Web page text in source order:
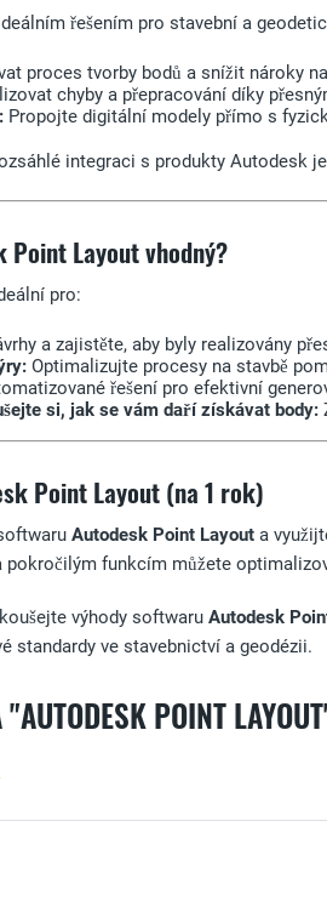
řešením pro stavební a
proces tvorby bodů a snížit nároky
chyby a přepracování díky
Propojte digitální modely přímo s
integraci s produkty Autodesk
Layout vhodný?
pro:
a zajistěte, aby byly realizovány
Optimalizujte procesy na stavbě
řešení pro efektivní
si, jak se vám daří získávat body:
Point Layout (na 1 rok)
Autodesk Point Layout a
pokročilým funkcím můžete
výhody softwaru Autodesk
standardy ve stavebnictví a geodézii.
POINT